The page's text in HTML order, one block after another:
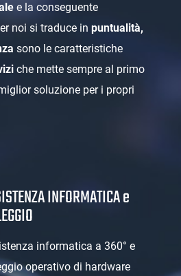
e la conseguente
noi si traduce in puntualità,
sono le caratteristiche
che mette sempre al primo
soluzione per i propri
INFORMATICA e
informatica a 360° e
operativo di hardware